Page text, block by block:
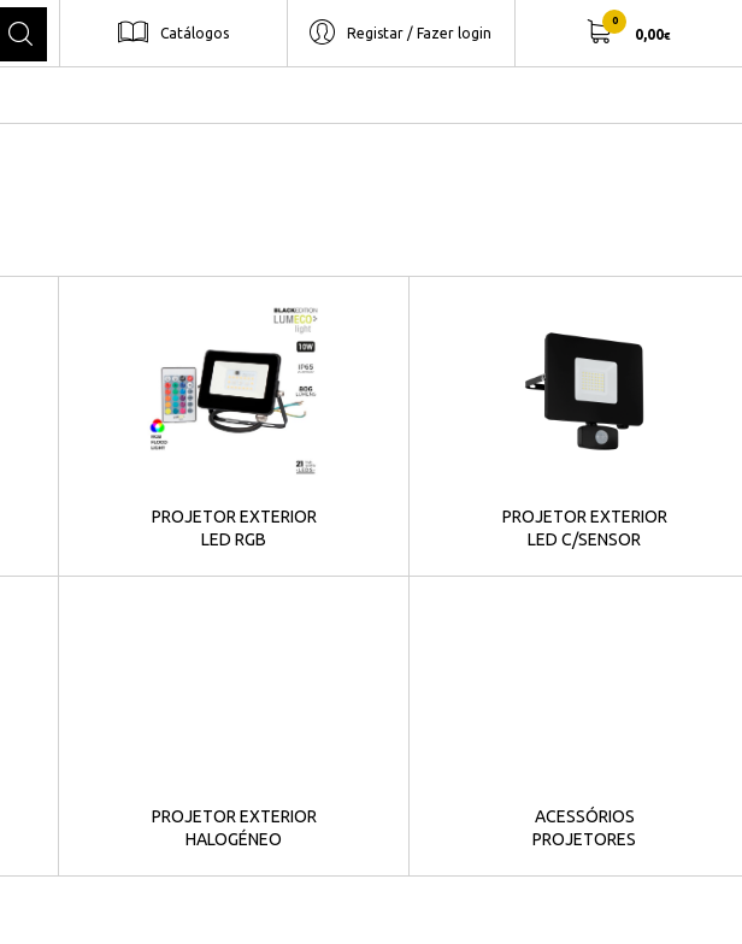
Catálogos Registar / Fazer login
0
0,00€
PROJETOR EXTERIOR
LED RGB
PROJETOR EXTERIOR
LED C/SENSOR
PROJETOR EXTERIOR
HALOGÉNEO
ACESSÓRIOS
PROJETORES